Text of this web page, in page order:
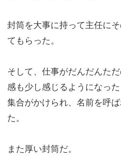
封筒を大事に持って主任に
てもらった。
そして、仕事がだんだんた
感も少し感じるようになっ
集合がかけられ、名前を呼
た。
また厚い封筒だ。